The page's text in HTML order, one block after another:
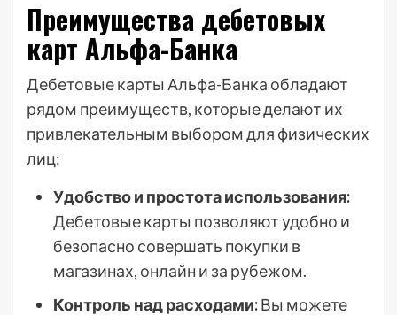
Преимущества дебетовых
карт Альфа-Банка
Дебетовые карты Альфа-Банка обладают
рядом преимуществ, которые делают их
привлекательным выбором для физических
лиц:
Удобство и простота использования:
Дебетовые карты позволяют удобно и
безопасно совершать покупки в
магазинах, онлайн и за рубежом.
Контроль над расходами:Вы можете